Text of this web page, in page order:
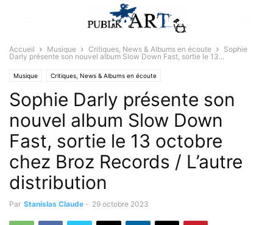
Accueil Musique Critiques, News & Albums en écoute
Sophie
Darly présente son nouvel album Slow Down Fast, sortie le 13...
Musique Critiques, News & Albums en écoute
Sophie Darly présente son
nouvel album Slow Down
Fast, sortie le 13 octobre
chez Broz Records / L’autre
distribution
Par Stanislas Claude - 29 octobre 2023